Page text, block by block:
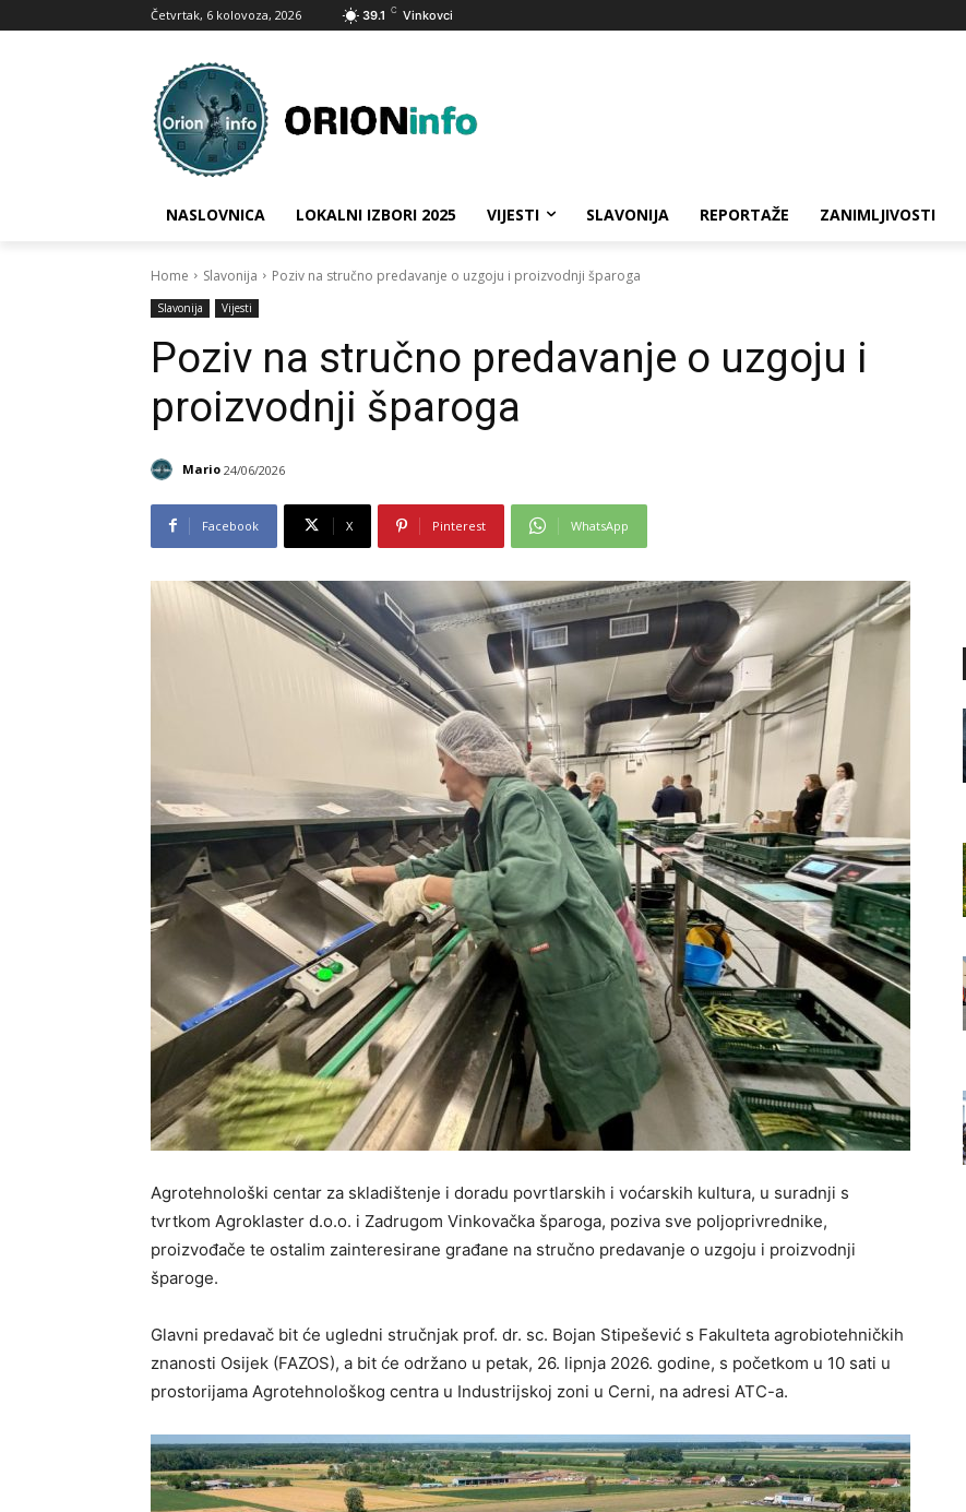
Četvrtak, 6 kolovoza, 2026 39.1 C Vinkovci
NASLOVNICA LOKALNI IZBORI 2025 VIJESTI SLAVONIJA REPORTAŽE ZANIMLJIVOSTI
Home Slavonija Poziv na stručno predavanje o uzgoju i proizvodnji šparoga
Slavonija Vijesti
Poziv na stručno predavanje o uzgoju i
proizvodnji šparoga
Mario 24/06/2026
Facebook X Pinterest WhatsApp
Agrotehnološki centar za skladištenje i doradu povrtlarskih i voćarskih kultura, u suradnji s
tvrtkom Agroklaster d.o.o. i Zadrugom Vinkovačka šparoga, poziva sve poljoprivrednike,
proizvođače te ostalim zainteresirane građane na stručno predavanje o uzgoju i proizvodnji
šparoge.
Glavni predavač bit će ugledni stručnjak prof. dr. sc. Bojan Stipešević s Fakulteta agrobiotehničkih
znanosti Osijek (FAZOS), a bit će održano u petak, 26. lipnja 2026. godine, s početkom u 10 sati u
prostorijama Agrotehnološkog centra u Industrijskoj zoni u Cerni, na adresi ATC-a.